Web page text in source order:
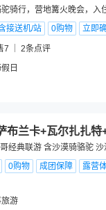
骑行，营地篝火晚会，
接送机/站 0购物 立即
7 2条点评
日
布兰卡+瓦尔扎扎
经典联游 含沙漠骑骆驼
0购物 成团保障 露营
旅游